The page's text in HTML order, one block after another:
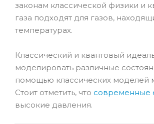
законам классической физики и
газа подходят для газов,
температурах.
Классический и квантовый
моделировать различные
помощью классических моделей
Стоит отметить, что современные
высокие давления.